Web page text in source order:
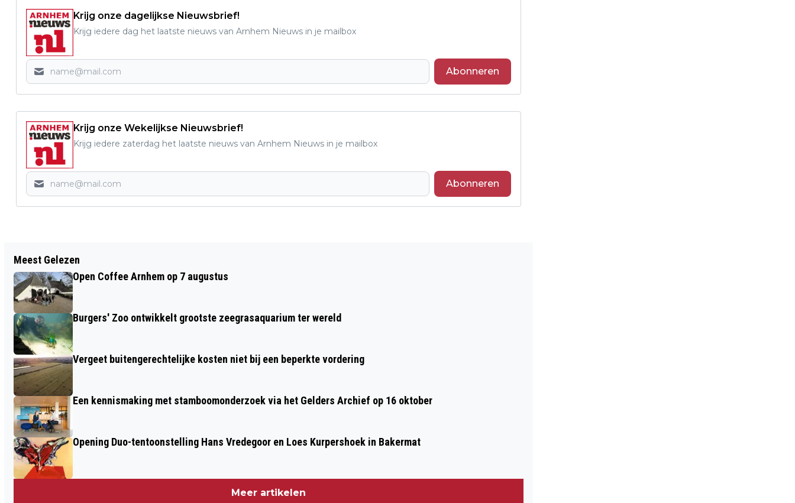
Krijg onze dagelijkse Nieuwsbrief!
Krijg iedere dag het laatste nieuws van Arnhem Nieuws in je mailbox
Abonneren
Krijg onze Wekelijkse Nieuwsbrief!
Krijg iedere zaterdag het laatste nieuws van Arnhem Nieuws in je mailbox
Abonneren
TERUGROEPACTIE WEGENS
SALMONELLA: THE BREAD OFFICE
BROODJE GEHAKTBAL
Meest Gelezen
Open Coffee Arnhem op 7 augustus
Burgers' Zoo ontwikkelt grootste zeegrasaquarium ter wereld
Vergeet buitengerechtelijke kosten niet bij een beperkte vordering
Een kennismaking met stamboomonderzoek via het Gelders Archief op 16 oktober
Opening Duo-tentoonstelling Hans Vredegoor en Loes Kurpershoek in Bakermat
Meer artikelen